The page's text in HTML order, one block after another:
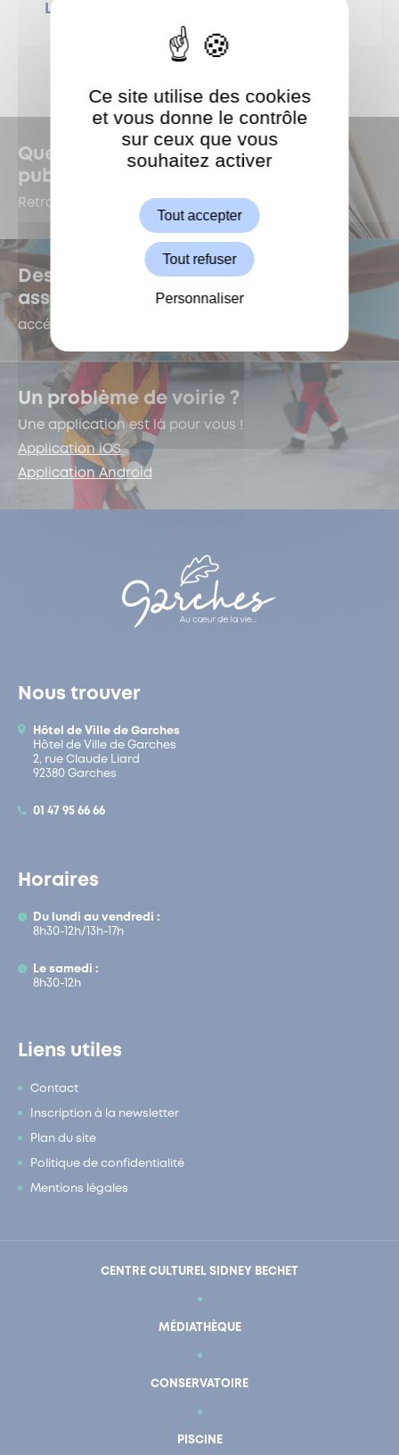
Libération de Garches
Quelles sont les dernières
publications à Garches ?
Retrouvez-les dans le Kiosque !
Des questions sur la vie
associative ?
accédez au e-forum dédié !
Un problème de voirie ?
Une application est là pour vous !
Application iOS
Application Android
Nous trouver
Hôtel de Ville de Garches
Hôtel de Ville de Garches
2, rue Claude Liard
92380 Garches
01 47 95 66 66
Horaires
Du lundi au vendredi :
8h30-12h/13h-17h
Le samedi :
8h30-12h
Liens utiles
Contact
Inscription à la newsletter
Plan du site
Politique de confidentialité
Mentions légales
CENTRE CULTUREL SIDNEY BECHET
MÉDIATHÈQUE
CONSERVATOIRE
PISCINE
ShareThis est désactivé.
Ce site utilise des cookies
et vous donne le contrôle
sur ceux que vous
souhaitez activer
Tout accepter
Tout refuser
Personnaliser